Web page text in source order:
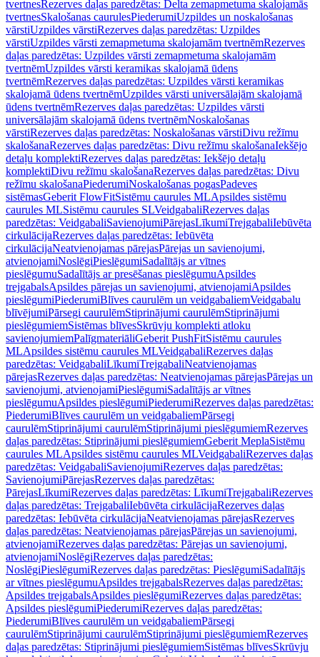
tvertnesRezerves daļas paredzētas: Delta zemapmetuma skalojamās
tvertnesSkalošanas caurulesPiederumiUzpildes un noskalošanas
vārstiUzpildes vārstiRezerves daļas paredzētas: Uzpildes
vārstiUzpildes vārsti zemapmetuma skalojamām tvertnēmRezerves
daļas paredzētas: Uzpildes vārsti zemapmetuma skalojamām
tvertnēmUzpildes vārsti keramikas skalojamā ūdens
tvertnēmRezerves daļas paredzētas: Uzpildes vārsti keramikas
skalojamā ūdens tvertnēmUzpildes vārsti universālajām skalojamā
ūdens tvertnēmRezerves daļas paredzētas: Uzpildes vārsti
universālajām skalojamā ūdens tvertnēmNoskalošanas
vārstiRezerves daļas paredzētas: Noskalošanas vārstiDivu režīmu
skalošanaRezerves daļas paredzētas: Divu režīmu skalošanaIekšējo
detaļu komplektiRezerves daļas paredzētas: Iekšējo detaļu
komplektiDivu režīmu skalošanaRezerves daļas paredzētas: Divu
režīmu skalošanaPiederumiNoskalošanas pogasPadeves
sistēmasGeberit FlowFitSistēmu caurules MLApsildes sistēmu
caurules MLSistēmu caurules SLVeidgabaliRezerves daļas
paredzētas: VeidgabaliSavienojumiPārejasLīkumiTrejgabaliIebūvēta
cirkulācijaRezerves daļas paredzētas: Iebūvēta
cirkulācijaNeatvienojamas pārejasPārejas un savienojumi,
atvienojamiNoslēgiPieslēgumiSadalītājs ar vītnes
pieslēgumuSadalītājs ar presēšanas pieslēgumuApsildes
trejgabalsApsildes pārejas un savienojumi, atvienojamiApsildes
pieslēgumiPiederumiBlīves caurulēm un veidgabaliemVeidgabalu
blīvējumiPārsegi caurulēmStiprinājumi caurulēmStiprinājumi
pieslēgumiemSistēmas blīvesSkrūvju komplekti atloku
savienojumiemPalīgmateriāliGeberit PushFitSistēmu caurules
MLApsildes sistēmu caurules MLVeidgabaliRezerves daļas
paredzētas: VeidgabaliLīkumiTrejgabaliNeatvienojamas
pārejasRezerves daļas paredzētas: Neatvienojamas pārejasPārejas un
savienojumi, atvienojamiPieslēgumiSadalītājs ar vītnes
pieslēgumuApsildes pieslēgumiPiederumiRezerves daļas paredzētas:
PiederumiBlīves caurulēm un veidgabaliemPārsegi
caurulēmStiprinājumi caurulēmStiprinājumi pieslēgumiemRezerves
daļas paredzētas: Stiprinājumi pieslēgumiemGeberit MeplaSistēmu
caurules MLApsildes sistēmu caurules MLVeidgabaliRezerves daļas
paredzētas: VeidgabaliSavienojumiRezerves daļas paredzētas:
SavienojumiPārejasRezerves daļas paredzētas:
PārejasLīkumiRezerves daļas paredzētas: LīkumiTrejgabaliRezerves
daļas paredzētas: TrejgabaliIebūvēta cirkulācijaRezerves daļas
paredzētas: Iebūvēta cirkulācijaNeatvienojamas pārejasRezerves
daļas paredzētas: Neatvienojamas pārejasPārejas un savienojumi,
atvienojamiRezerves daļas paredzētas: Pārejas un savienojumi,
atvienojamiNoslēgiRezerves daļas paredzētas:
NoslēgiPieslēgumiRezerves daļas paredzētas: PieslēgumiSadalītājs
ar vītnes pieslēgumuApsildes trejgabalsRezerves daļas paredzētas:
Apsildes trejgabalsApsildes pieslēgumiRezerves daļas paredzētas:
Apsildes pieslēgumiPiederumiRezerves daļas paredzētas:
PiederumiBlīves caurulēm un veidgabaliemPārsegi
caurulēmStiprinājumi caurulēmStiprinājumi pieslēgumiemRezerves
daļas paredzētas: Stiprinājumi pieslēgumiemSistēmas blīvesSkrūvju